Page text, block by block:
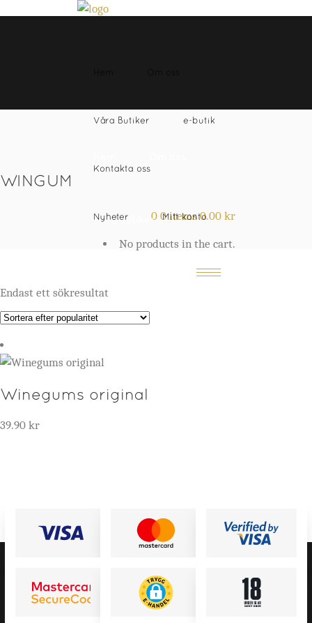
Våra Butiker0 0 items 0.00 kr
No products in the cart.
Våra Butiker e-butik
Kontakta oss
Nyheter Mitt konto
WINGUM
Endast ett sökresultat
Winegums original
39.90 kr